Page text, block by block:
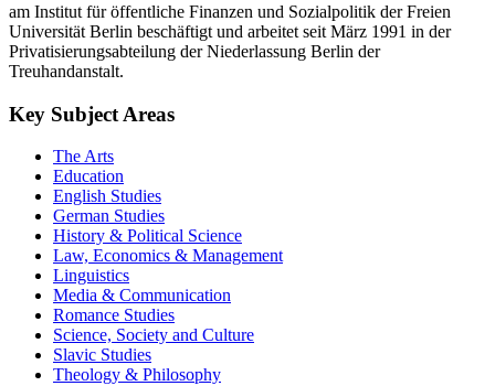
am Institut für öffentliche Finanzen und Sozialpolitik der Freien
Universität Berlin beschäftigt und arbeitet seit März 1991 in der
Privatisierungsabteilung der Niederlassung Berlin der
Treuhandanstalt.
Key Subject Areas
The Arts
Education
English Studies
German Studies
History & Political Science
Law, Economics & Management
Linguistics
Media & Communication
Romance Studies
Science, Society and Culture
Slavic Studies
Theology & Philosophy